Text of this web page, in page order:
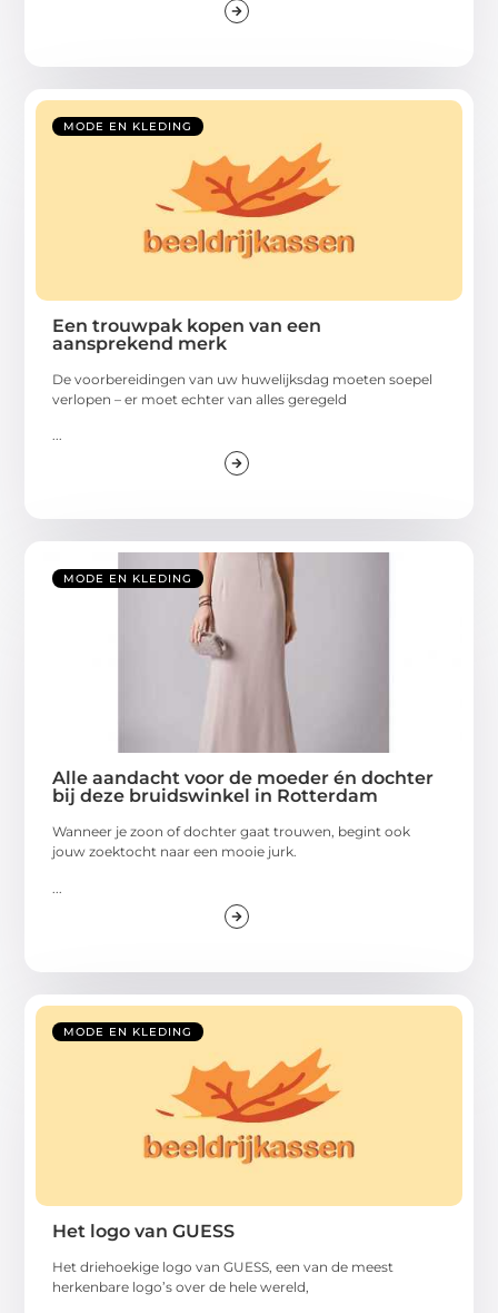
MODE EN KLEDING
Een trouwpak kopen van een
aansprekend merk
De voorbereidingen van uw huwelijksdag moeten soepel
verlopen – er moet echter van alles geregeld
...
MODE EN KLEDING
Alle aandacht voor de moeder én dochter
bij deze bruidswinkel in Rotterdam
Wanneer je zoon of dochter gaat trouwen, begint ook
jouw zoektocht naar een mooie jurk.
MODE EN KLEDING
Het logo van GUESS
Het driehoekige logo van GUESS, een van de meest
herkenbare logo’s over de hele wereld,